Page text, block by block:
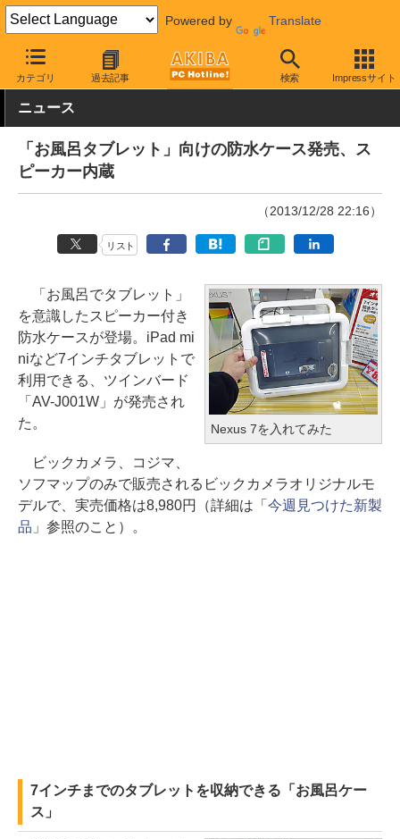
Powered by Translate
カテゴリ 過去記事 検索 Impressサイト
AKIBA PC Hotline! モバイル スマホアクセサリ スマホ用ケース
ニュース
「お風呂タブレット」向けの防水ケース発売、ス
ピーカー内蔵
（2013/12/28 22:16）
リスト
Nexus 7を入れてみた
「お風呂でタブレット」
を意識したスピーカー付き
防水ケースが登場。iPad mi
niなど7インチタブレットで
利用できる、ツインバード
「AV-J001W」が発売され
た。
ビックカメラ、コジマ、
ソフマップのみで販売されるビックカメラオリジナルモ
デルで、実売価格は8,980円（詳細は「 今週見つけた新製
品 」参照のこと）。
7インチまでのタブレットを収納できる「お風呂ケー
ス」